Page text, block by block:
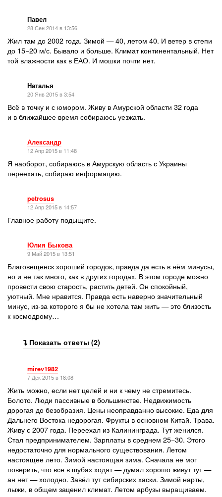
Павел
28 Сен 2014 в 13:56
Жил там до 2002 года. Зимой — 40, летом 40. И ветер в степи
до 15−20 м/с. Бывало и больше. Климат континентальный. Нет
той влажности как в ЕАО. И мошки почти нет.
Наталья
20 Янв 2015 в 3:54
Всё в точку и с юмором. Живу в Амурской области 32 года
и в ближайшее время собираюсь уезжать.
Александр
12 Апр 2015 в 11:48
Я наоборот, собираюсь в Амурскую область с Украины
переехать, собираю информацию.
petrosus
12 Апр 2015 в 14:57
Главное работу подыщите.
Юлия Быкова
9 Май 2015 в 13:51
Благовещенск хороший городок, правда да есть в нём минусы,
но и не так много, как в других городах. В этом городе можно
провести свою старость, растить детей. Он спокойный,
уютный. Мне нравится. Правда есть наверно значительный
минус, из-за которого я бы не хотела там жить — это близость
к космодрому…
Показать ответы (2)
mirev1982
7 Дек 2015 в 18:08
Жить можно, если нет целей и ни к чему не стремитесь.
Болото. Люди пассивные в большинстве. Недвижимость
дорогая до безобразия. Цены неоправданно высокие. Еда для
Дальнего Востока недорогая. Фрукты в основном Китай. Трава.
Живу с 2007 года. Переехал из Калининграда. Тут женился.
Стал предпринимателем. Зарплаты в среднем 25−30. Этого
недостаточно для нормального существования. Летом
настоящее лето. Зимой настоящая зима. Сначала не мог
поверить, что все в шубах ходят — думал хорошо живут тут —
ан нет — холодно. Завёл тут сибирских хаски. Зимой нарты,
лыжи, в общем заценил климат. Летом арбузы выращиваем.